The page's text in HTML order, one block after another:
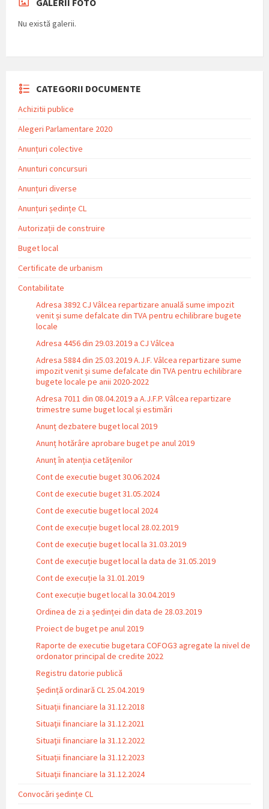
Nu există galerii.
CATEGORII DOCUMENTE
Achizitii publice
Alegeri Parlamentare 2020
Anunțuri colective
Anunturi concursuri
Anunțuri diverse
Anunțuri ședințe CL
Autorizații de construire
Buget local
Certificate de urbanism
Contabilitate
Adresa 3892 CJ Vâlcea repartizare anuală sume impozit
venit și sume defalcate din TVA pentru echilibrare bugete
locale
Adresa 4456 din 29.03.2019 a CJ Vâlcea
Adresa 5884 din 25.03.2019 A.J.F. Vâlcea repartizare sume
impozit venit și sume defalcate din TVA pentru echilibrare
bugete locale pe anii 2020-2022
Adresa 7011 din 08.04.2019 a A.J.F.P. Vâlcea repartizare
trimestre sume buget local și estimări
Anunț dezbatere buget local 2019
Anunț hotărâre aprobare buget pe anul 2019
Anunț în atenția cetățenilor
Cont de executie buget 30.06.2024
Cont de executie buget 31.05.2024
Cont de executie buget local 2024
Cont de execuție buget local 28.02.2019
Cont de execuție buget local la 31.03.2019
Cont de execuție buget local la data de 31.05.2019
Cont de execuție la 31.01.2019
Cont execuție buget local la 30.04.2019
Ordinea de zi a ședinței din data de 28.03.2019
Proiect de buget pe anul 2019
Raporte de executie bugetara COFOG3 agregate la nivel de
ordonator principal de credite 2022
Registru datorie publică
Ședință ordinară CL 25.04.2019
Situații financiare la 31.12.2018
Situaţii financiare la 31.12.2021
Situaţii financiare la 31.12.2022
Situații financiare la 31.12.2023
Situaţii financiare la 31.12.2024
Convocări ședințe CL